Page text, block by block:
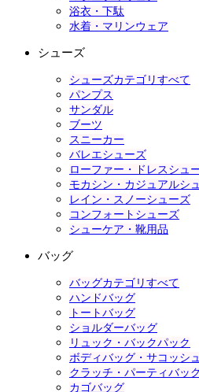
浴衣・下駄
水着・マリンウェア
シューズ
シューズカテゴリすべて
パンプス
サンダル
ブーツ
スニーカー
バレエシューズ
ローファー・ドレスシュ
モカシン・カジュアルシ
レイン・スノーシューズ
コンフォートシューズ
シューケア・靴用品
バッグ
バッグカテゴリすべて
ハンドバッグ
トートバッグ
ショルダーバッグ
リュック・バックパック
ボディバッグ・サコッシュ
クラッチ・パーティバッ
カゴバッグ